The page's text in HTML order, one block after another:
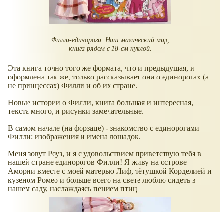
Филли-единороги. Наш магический мир,
книга рядом с 18-см куклой.
Эта книга точно того же формата, что и предыдущая, и
оформлена так же, только рассказывает она о единорогах (а
не принцессах) Филли и об их стране.
Новые истории о Филли, книга большая и интересная,
текста много, и рисунки замечательные.
В самом начале (на форзаце) - знакомство с единорогами
Филли: изображения и имена лошадок.
Меня зовут Роуз, и я с удовольствием приветствую тебя в
нашей стране единорогов Филли! Я живу на острове
Амории вместе с моей матерью Лиф, тётушкой Корделией и
кузеном Ромео и больше всего на свете люблю сидеть в
нашем саду, наслаждаясь пением птиц.